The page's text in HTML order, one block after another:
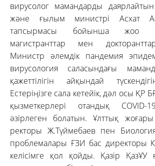
вирусолог мамандарды
және ғылым министрі Асхат
тапсырмасы бойынша жоо
магистранттар мен
Министр әлемдік пандемия
вирусология саласындағы
қажеттілігін айқындай
Естеріңізге сала кетейік, дәл осы
қызметкерлері отандық COVID-
әзірлеген болатын. Ұлттық
ректоры Ж.Түймебаев пен
проблемалары ҒЗИ бас директоры К.
келісімге қол қойды. Қазір ҚазҰУ